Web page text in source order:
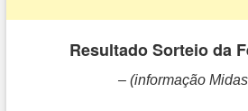
Resultado Sorteio da
– (informação